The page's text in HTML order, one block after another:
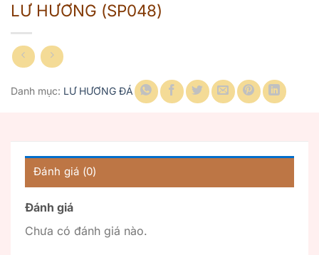
LƯ HƯƠNG (SP048)
Danh mục: LƯ HƯƠNG ĐÁ
Đánh giá (0)
Đánh giá
Chưa có đánh giá nào.